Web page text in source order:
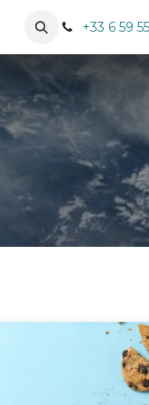
Nuestros clientes+33 6 59